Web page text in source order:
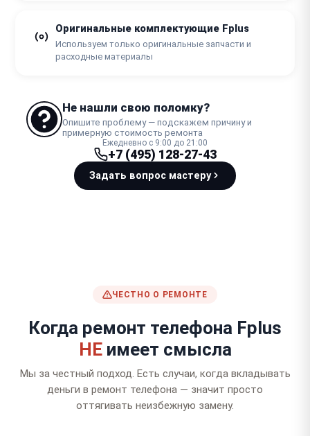
Оригинальные комплектующие Fplus
Используем только оригинальные запчасти и
расходные материалы
Не нашли свою поломку?
Опишите проблему — подскажем причину и
примерную стоимость ремонта
Ежедневно с 9:00 до 21:00
+7 (495) 128-27-43
Задать вопрос мастеру
ЧЕСТНО О РЕМОНТЕ
Когда ремонт телефона Fplus
НЕимеет смысла
Мы за честный подход. Есть случаи, когда вкладывать
деньги в ремонт телефона — значит просто
оттягивать неизбежную замену.